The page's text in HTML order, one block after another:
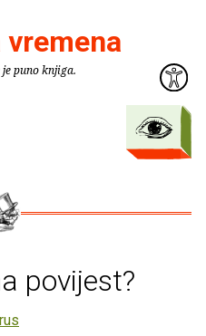
je puno knjiga.
povijest?